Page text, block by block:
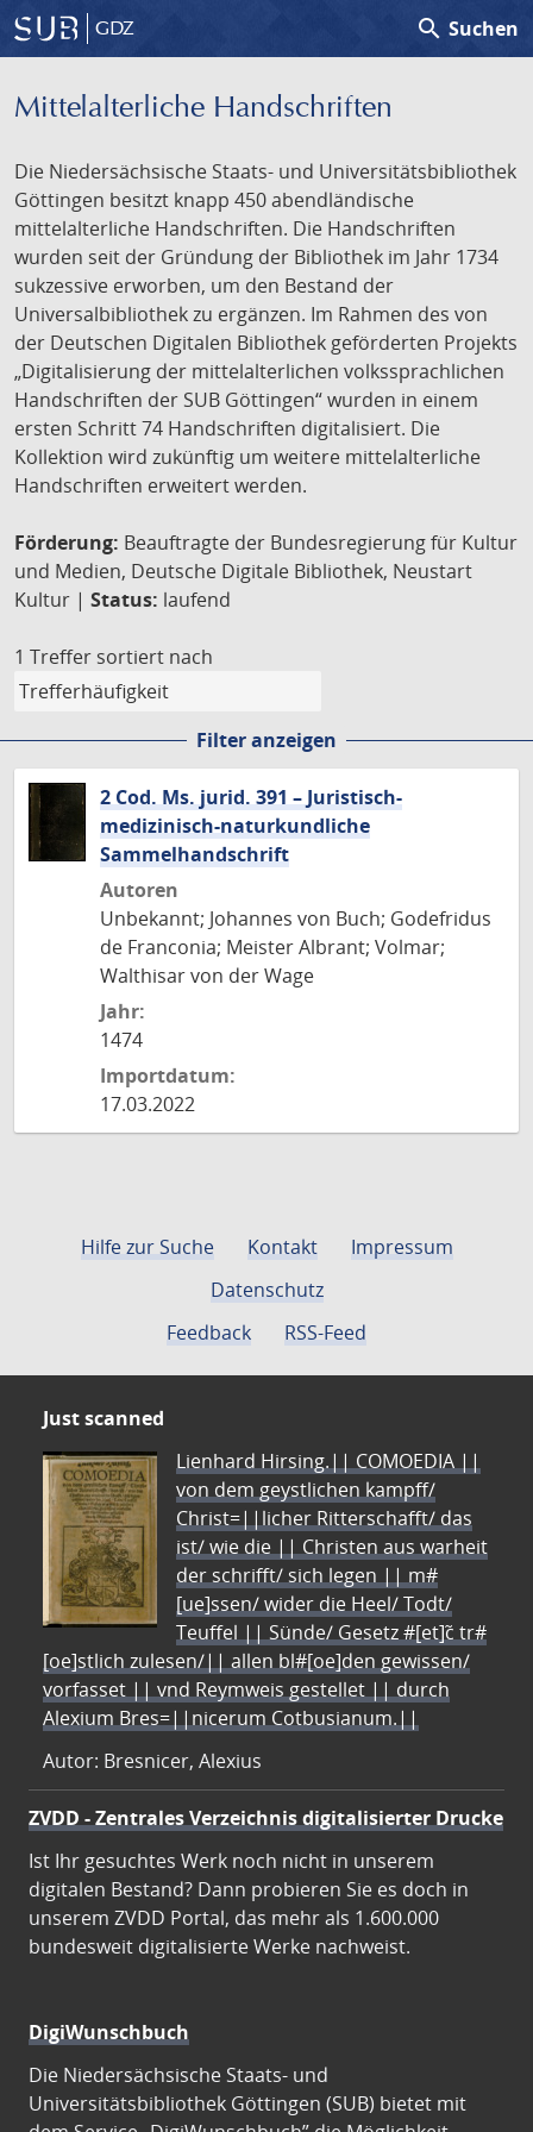
GDZ search Suchen
Mittelalterliche Handschriften
Die Niedersächsische Staats- und Universitätsbibliothek
Göttingen besitzt knapp 450 abendländische
mittelalterliche Handschriften. Die Handschriften
wurden seit der Gründung der Bibliothek im Jahr 1734
sukzessive erworben, um den Bestand der
Universalbibliothek zu ergänzen. Im Rahmen des von
der Deutschen Digitalen Bibliothek geförderten Projekts
„Digitalisierung der mittelalterlichen volkssprachlichen
Handschriften der SUB Göttingen“ wurden in einem
ersten Schritt 74 Handschriften digitalisiert. Die
Kollektion wird zukünftig um weitere mittelalterliche
Handschriften erweitert werden.
Förderung: Beauftragte der Bundesregierung für Kultur
und Medien, Deutsche Digitale Bibliothek, Neustart
Kultur | Status: laufend
1 Treffer sortiert nach
Filter anzeigen
2 Cod. Ms. jurid. 391 – Juristisch-
medizinisch-naturkundliche
Sammelhandschrift
Autoren
Unbekannt; Johannes von Buch; Godefridus
de Franconia; Meister Albrant; Volmar;
Walthisar von der Wage
Jahr:
1474
Importdatum:
17.03.2022
Hilfe zur Suche Kontakt
Impressum
Datenschutz
Feedback
RSS-Feed
Just scanned
Lienhard Hirsing.|| COMOEDIA ||
von dem geystlichen kampff/
Christ=||licher Ritterschafft/ das
ist/ wie die || Christen aus warheit
der schrifft/ sich legen || m#
[ue]ssen/ wider die Heel/ Todt/
Teuffel || Sünde/ Gesetz #[et]c̃ tr#
[oe]stlich zulesen/|| allen bl#[oe]den gewissen/
vorfasset || vnd Reymweis gestellet || durch
Alexium Bres=||nicerum Cotbusianum.||
Autor: Bresnicer, Alexius
ZVDD - Zentrales Verzeichnis digitalisierter Drucke
Ist Ihr gesuchtes Werk noch nicht in unserem
digitalen Bestand? Dann probieren Sie es doch in
unserem ZVDD Portal, das mehr als 1.600.000
bundesweit digitalisierte Werke nachweist.
DigiWunschbuch
Die Niedersächsische Staats- und
Universitätsbibliothek Göttingen (SUB) bietet mit